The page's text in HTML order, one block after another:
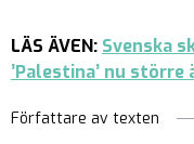
LÄS ÄVEN: Svenska
’Palestina’ nu
Författare av texten